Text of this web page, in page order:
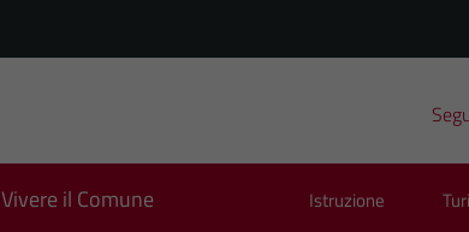
Vivere il Comune Istruzione